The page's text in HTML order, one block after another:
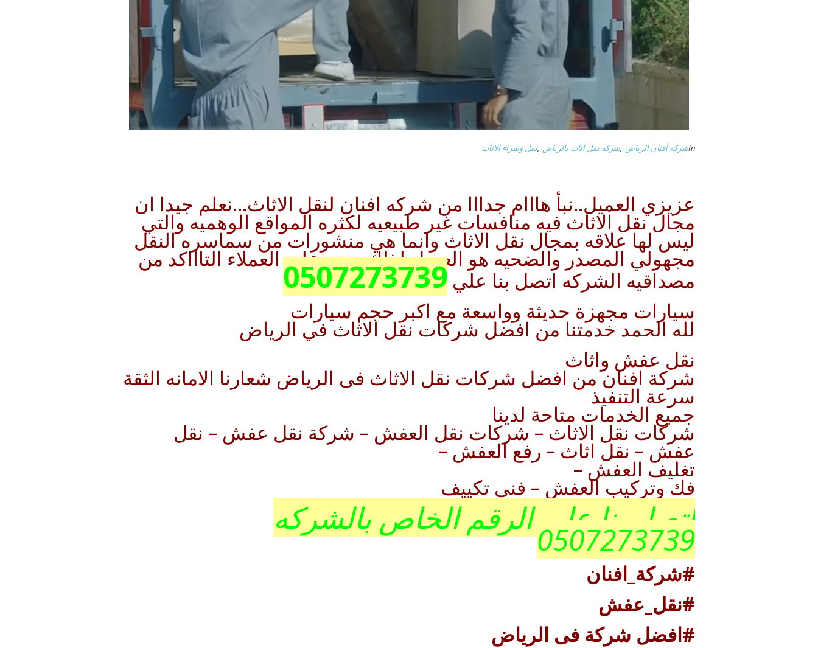
Inشركة أفنان الرياض ,شركه نقل اثاث بالرياض ,نقل وشراء الاثاث
عزيزي العميل..نبأ هااام جدااا من شركه افنان لنقل الاثاث…نعلم جيدا ان
مجال نقل الاثاث فيه منافسات غير طبيعيه لكثره المواقع الوهميه والتي
ليس لها علاقه بمجال نقل الاثاث وانما هي منشورات من سماسره النقل
مجهولي المصدر والضحيه هو العميل لذلك يجب علي العملاء التاااكد من
مصداقيه الشركه اتصل بنا علي 0507273739
سيارات مجهزة حديثة وواسعة مع اكبر حجم سيارات
لله الحمد خدمتنا من افضل شركات نقل الاثاث في الرياض
نقل عفش واثاث
شركة افنان من افضل شركات نقل الاثاث فى الرياض شعارنا الامانه الثقة
سرعة التنفيذ
جميع الخدمات متاحة لدينا
شركات نقل الاثاث – شركات نقل العفش – شركة نقل عفش – نقل
عفش – نقل اثاث – رفع العفش –
تغليف العفش –
فك وتركيب العفش – فنى تكييف
اتصل بنا علي الرقم الخاص بالشركه
0507273739
#شركة_افنان
#نقل_عفش
#افضل شركة فى الرياض